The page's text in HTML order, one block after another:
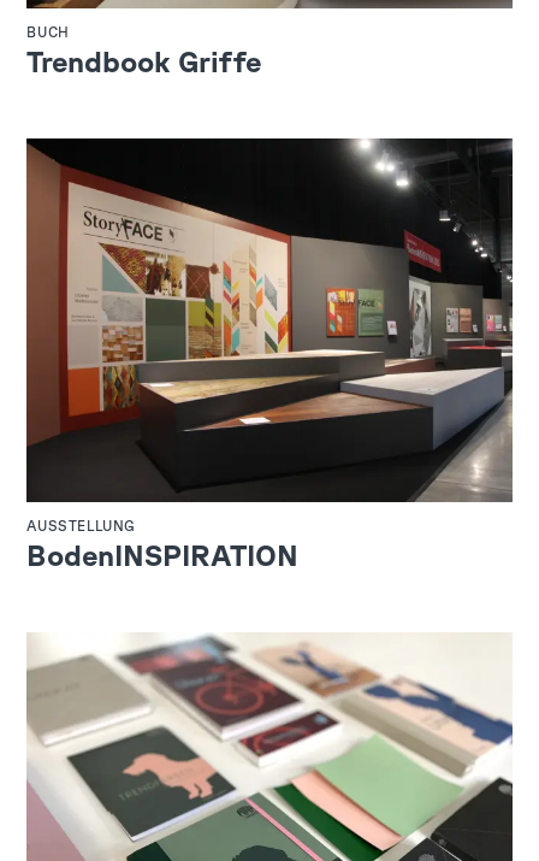
BUCH
Trendbook Griffe
AUSSTELLUNG
BodenINSPIRATION